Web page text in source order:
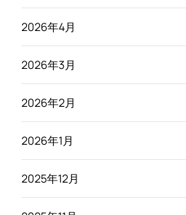
2026年4月
2026年3月
2026年2月
2026年1月
2025年12月